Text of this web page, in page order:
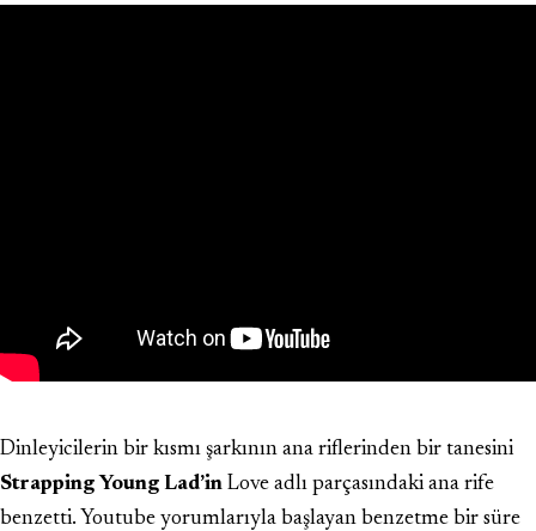
Dinleyicilerin bir kısmı şarkının ana riflerinden bir tanesini
Strapping Young Lad’in Love adlı parçasındaki ana rife
benzetti. Youtube yorumlarıyla başlayan benzetme bir süre